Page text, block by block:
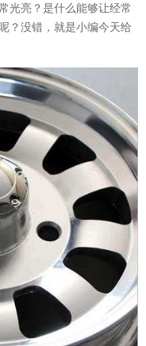
光亮？是什么能够让经常
？没错，就是小编今天给